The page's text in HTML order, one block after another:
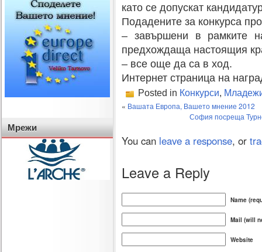
Мрежи
като се допускат
Подадените за конкурса
– завършени в рамките
предхождаща настоящия
– все още да са в ход.
Интернет страница на
Posted in Конкурси,
« Вашата Европа, Вашето мнение 2012
София посреща
You can leave a response, or
Leave a Reply
Name
Mail (will
Website